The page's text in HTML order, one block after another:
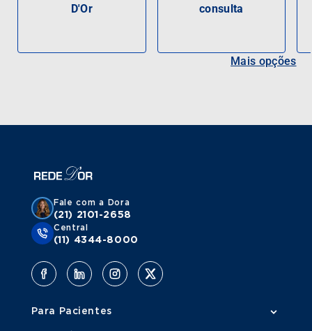
D'Or
consulta
Mais opções
Fale com a Dora
(21) 2101-2658
Central
(11) 4344-8000
Para Pacientes